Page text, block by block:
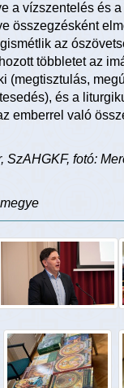
a vízszentelés és
összegzésként
az
többletet az
(megtisztulás,
és a
emberrel való
SzAHGKF, fotó: